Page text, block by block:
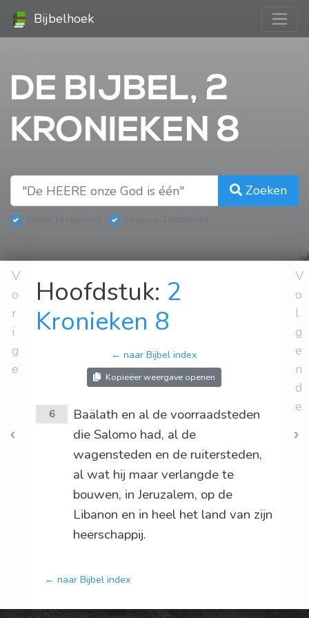
Bijbelhoek
DE BIJBEL, 2
KRONIEKEN 8
Zoeken
V
o
r
i
g
e
Hoofdstuk: 2
Kronieken 8
← naar Bijbel index
Kopieëer weergave openen
6
Baälath en al de voorraadsteden
die Salomo had, al de
wagensteden en de ruitersteden,
al wat hij maar verlangde te
bouwen, in Jeruzalem, op de
Libanon en in heel het land van zijn
heerschappij.
← naar Bijbel index
V
o
l
g
e
n
d
e